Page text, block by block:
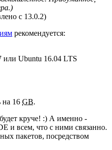
с 13.0.2)
рекомендуется:
или Ubuntu 16.04 LTS
на 16 GB.
круче! :) А именно -
и всем, что с ними связанно.
пакетов, посредством